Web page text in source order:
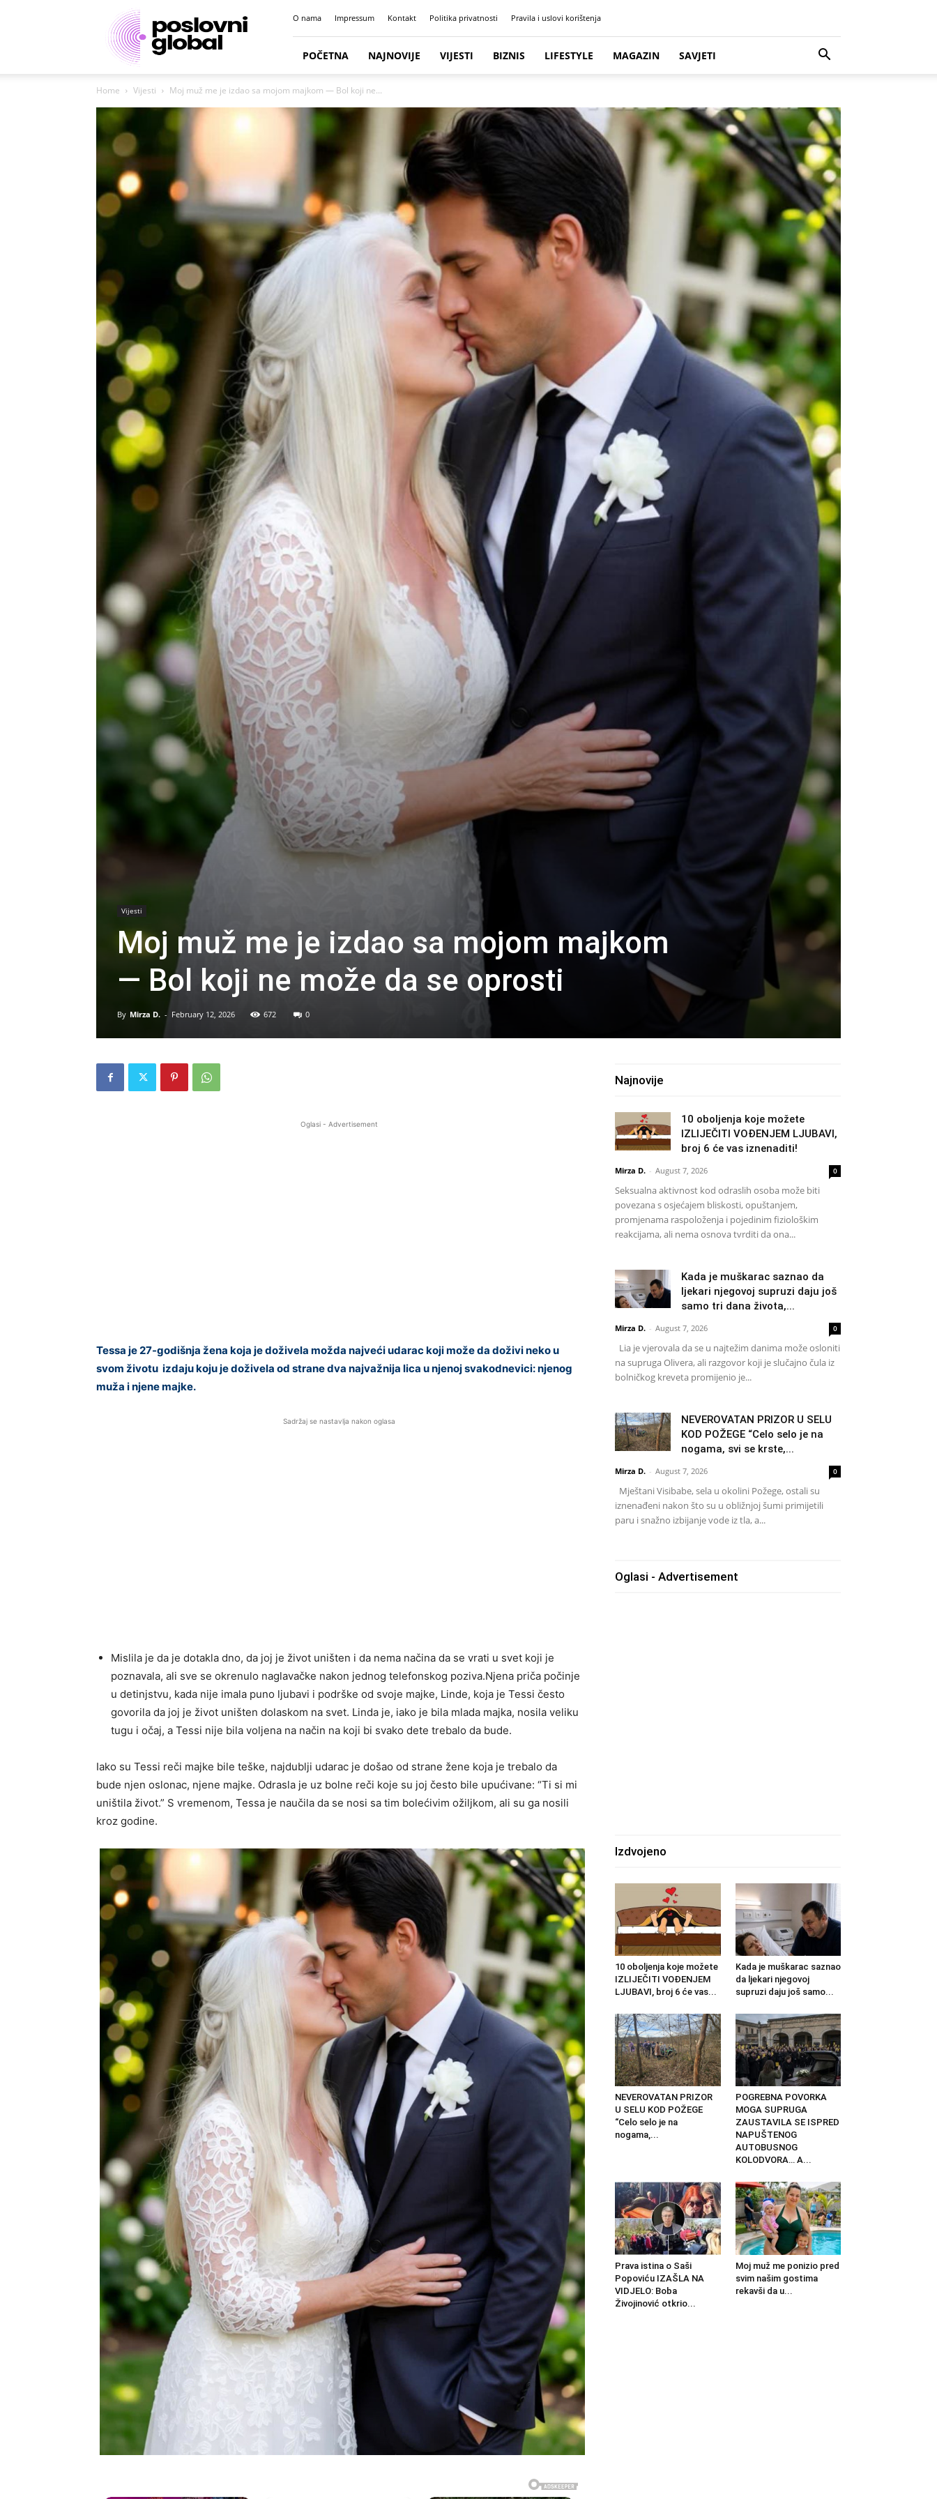
Poslovni
portal
O nama Impressum Kontakt Politika privatnosti Pravila i uslovi korištenja
POČETNA NAJNOVIJE VIJESTI BIZNIS LIFESTYLE MAGAZIN SAVJETI
Home Vijesti Moj muž me je izdao sa mojom majkom — Bol koji ne...
Vijesti
Moj muž me je izdao sa mojom majkom
— Bol koji ne može da se oprosti
By Mirza D. - February 12, 2026 672 0
Oglasi - Advertisement
Tessa je 27-godišnja žena koja je doživela možda najveći udarac koji može da doživi neko u
svom životu izdaju koju je doživela od strane dva najvažnija lica u njenoj svakodnevici: njenog
muža i njene majke.
Sadržaj se nastavlja nakon oglasa
Mislila je da je dotakla dno, da joj je život uništen i da nema načina da se vrati u svet koji je
poznavala, ali sve se okrenulo naglavačke nakon jednog telefonskog poziva.Njena priča počinje
u detinjstvu, kada nije imala puno ljubavi i podrške od svoje majke, Linde, koja je Tessi često
govorila da joj je život uništen dolaskom na svet. Linda je, iako je bila mlada majka, nosila veliku
tugu i očaj, a Tessi nije bila voljena na način na koji bi svako dete trebalo da bude.
Iako su Tessi reči majke bile teške, najdublji udarac je došao od strane žene koja je trebalo da
bude njen oslonac, njene majke. Odrasla je uz bolne reči koje su joj često bile upućivane: “Ti si mi
uništila život.” S vremenom, Tessa je naučila da se nosi sa tim bolećivim ožiljkom, ali su ga nosili
kroz godine.
Najnovije
10 oboljenja koje možete
IZLIJEČITI VOĐENJEM LJUBAVI,
broj 6 će vas iznenaditi!
Mirza D. - August 7, 2026 0
Seksualna aktivnost kod odraslih osoba može biti
povezana s osjećajem bliskosti, opuštanjem,
promjenama raspoloženja i pojedinim fiziološkim
reakcijama, ali nema osnova tvrditi da ona...
Kada je muškarac saznao da
ljekari njegovoj supruzi daju još
samo tri dana života,...
Mirza D. - August 7, 2026 0
Lia je vjerovala da se u najtežim danima može osloniti
na supruga Olivera, ali razgovor koji je slučajno čula iz
bolničkog kreveta promijenio je...
NEVEROVATAN PRIZOR U SELU
KOD POŽEGE “Celo selo je na
nogama, svi se krste,...
Mirza D. - August 7, 2026 0
Mještani Visibabe, sela u okolini Požege, ostali su
iznenađeni nakon što su u obližnjoj šumi primijetili
paru i snažno izbijanje vode iz tla, a...
Oglasi - Advertisement
Izdvojeno
10 oboljenja koje možete
IZLIJEČITI VOĐENJEM
LJUBAVI, broj 6 će vas...
Kada je muškarac saznao
da ljekari njegovoj
supruzi daju još samo...
NEVEROVATAN PRIZOR
U SELU KOD POŽEGE
“Celo selo je na
nogama,...
POGREBNA POVORKA
MOGA SUPRUGA
ZAUSTAVILA SE ISPRED
NAPUŠTENOG
AUTOBUSNOG
KOLODVORA… A...
Prava istina o Saši
Popoviću IZAŠLA NA
VIDJELO: Boba
Živojinović otkrio...
Moj muž me ponizio pred
svim našim gostima
rekavši da u...